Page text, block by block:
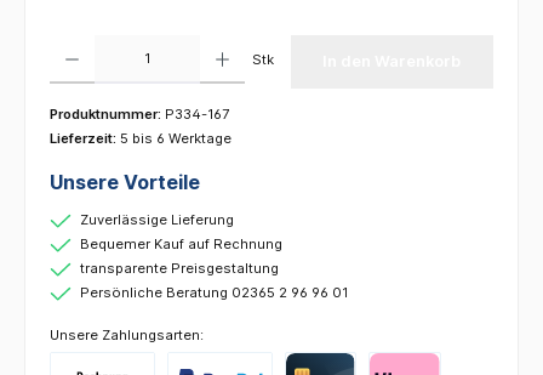
Stk
Produktnummer: P334-167
Lieferzeit: 5 bis 6 Werktage
Unsere Vorteile
Zuverlässige Lieferung
Bequemer Kauf auf Rechnung
transparente Preisgestaltung
Persönliche Beratung 02365 2 96 96 01
Unsere Zahlungsarten: